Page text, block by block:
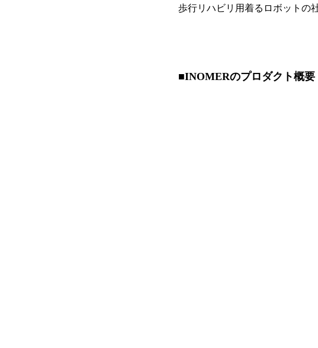
歩行リハビリ用着るロボットの
■INOMERのプロダクト概要